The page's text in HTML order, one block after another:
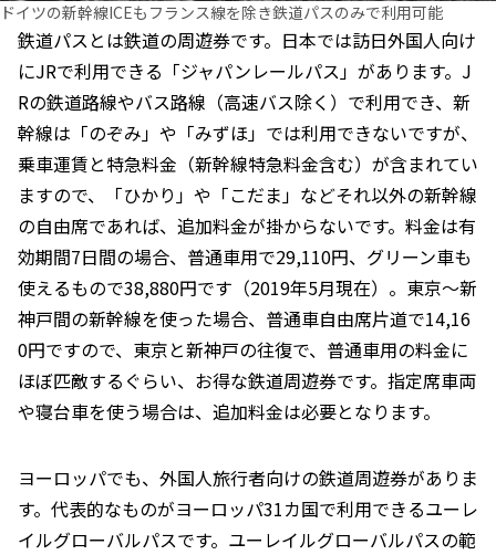
ドイツの新幹線ICEもフランス線を除き鉄道パスのみで利用可能
鉄道パスとは鉄道の周遊券です。日本では訪日外国人向け
にJRで利用できる「ジャパンレールパス」があります。J
Rの鉄道路線やバス路線（高速バス除く）で利用でき、新
幹線は「のぞみ」や「みずほ」では利用できないですが、
乗車運賃と特急料金（新幹線特急料金含む）が含まれてい
ますので、「ひかり」や「こだま」などそれ以外の新幹線
の自由席であれば、追加料金が掛からないです。料金は有
効期間7日間の場合、普通車用で29,110円、グリーン車も
使えるもので38,880円です（2019年5月現在）。東京～新
神戸間の新幹線を使った場合、普通車自由席片道で14,16
0円ですので、東京と新神戸の往復で、普通車用の料金に
ほぼ匹敵するぐらい、お得な鉄道周遊券です。指定席車両
や寝台車を使う場合は、追加料金は必要となります。
ヨーロッパでも、外国人旅行者向けの鉄道周遊券がありま
す。代表的なものがヨーロッパ31カ国で利用できるユーレ
イルグローバルパスです。ユーレイルグローバルパスの範